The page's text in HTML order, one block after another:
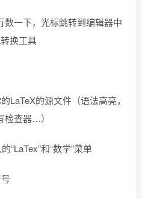
一下，光标跳转到编辑器中
换工具
LaTeX的源文件（语法高亮，
检查器…）
“LaTex”和“数学”菜单